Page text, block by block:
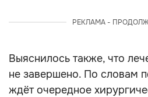
РЕКЛАМА -
Выяснилось также, что
не завершено. По словам
ждёт очередное